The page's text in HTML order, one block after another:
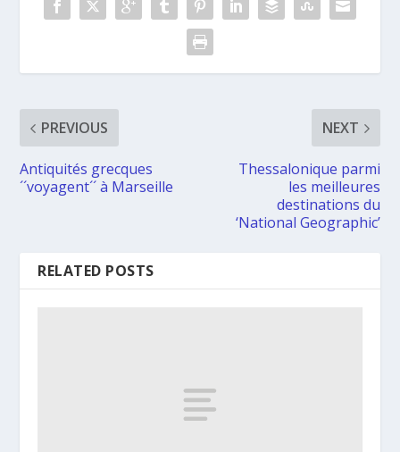
PREVIOUS
Antiquités grecques
´´voyagent´´ à Marseille
NEXT
Thessalonique parmi
les meilleures
destinations du
‘National Geographic’
RELATED POSTS